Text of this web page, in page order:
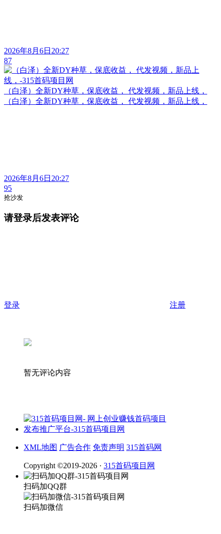
2026年8月6日20:27
87
（白泽）全新DY种草，保底收益， 代发视频，新品上线，
（白泽）全新DY种草，保底收益， 代发视频，新品上线，
2026年8月6日20:27
95
抢沙发
请登录后发表评论
登录 注册
暂无评论内容
XML地图 广告合作 免责声明 315首码网
Copyright ©2019-2026 · 315首码项目网
扫码加QQ群
扫码加微信